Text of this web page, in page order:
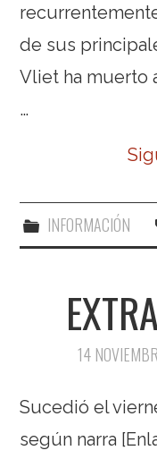
de sus
Vliet ha muerto
…
INFORMACIÓN
14
Sucedió el
según narra